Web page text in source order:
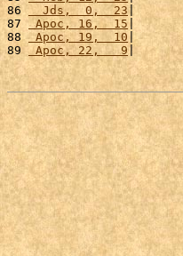
86
  Jds,  0,  23
87 Apoc, 16,  15
88 Apoc, 19,  10 |
89
Apoc, 22,   9